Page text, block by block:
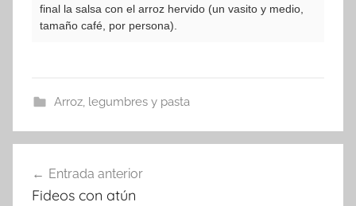
final la salsa con el arroz hervido (un vasito y medio,
tamaño café, por persona).
Arroz, legumbres y pasta
de
Entrada anterior
Fideos con atún